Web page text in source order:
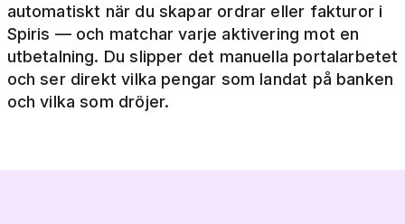
automatiskt när du skapar ordrar eller fakturor i
Spiris — och matchar varje aktivering mot en
utbetalning. Du slipper det manuella portalarbetet
och ser direkt vilka pengar som landat på banken
och vilka som dröjer.